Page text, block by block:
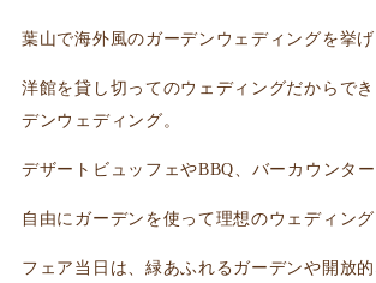
葉山で海外風のガーデンウェディングを挙
洋館を貸し切ってのウェディングだからで
デンウェディング。
デザートビュッフェやBBQ、バーカウンタ
自由にガーデンを使って理想のウェディング
フェア当日は、緑あふれるガーデンや開放